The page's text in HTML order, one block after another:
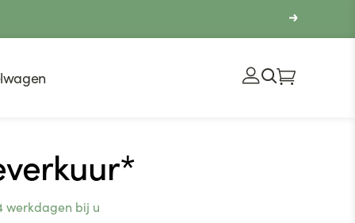
werkdagen bij u